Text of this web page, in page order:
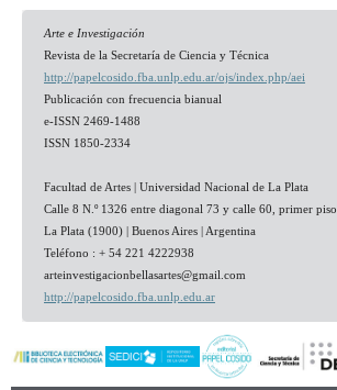
Arte e Investigación
Revista de la Secretaría de Ciencia y Técnica
http://papelcosido.fba.unlp.edu.ar/ojs/index.php/aei
Publicación con frecuencia bianual
e-ISSN 2469-1488
ISSN 1850-2334
Facultad de Artes | Universidad Nacional de La Plata
Calle 8 N.º 1326 entre diagonal 73 y calle 60, primer piso
La Plata (1900) | Buenos Aires | Argentina
Teléfono : + 54 221 4222938
arteinvestigacionbellasartes@gmail.com
http://papelcosido.fba.unlp.edu.ar